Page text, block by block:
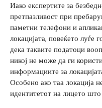
Иако експертите за
претпазливост при
паметни телефони и
локацијата, повеќето луѓе
дека таквите податоци
никој не може да ги
информациите за
Особено ако таа локација
идентитетот на лицето што